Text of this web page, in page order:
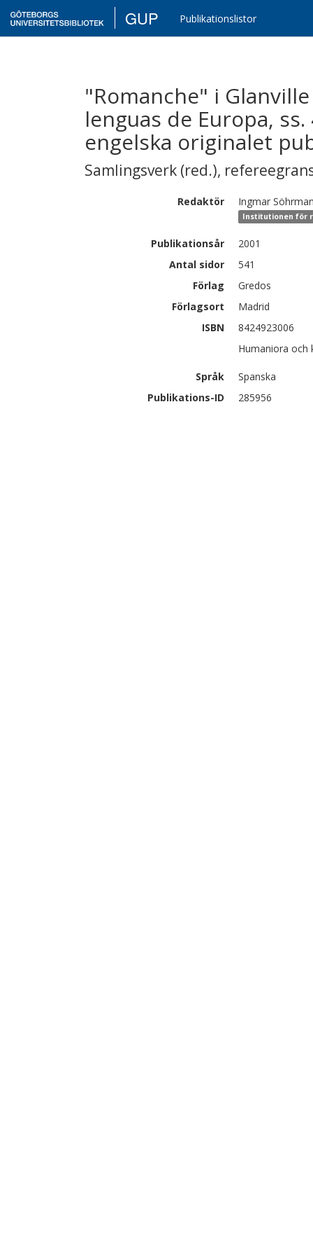
GUP Publikationslistor
"Romanche" i
lenguas de Europa,
engelska originalet
Samlingsverk (red.),
Redaktör Ingmar
Institutionen för
Publikationsår
2001
Antal sidor
541
Förlag
Gredos
Förlagsort
Madrid
ISBN
8424923006
Humaniora och
Språk
Spanska
Publikations-ID
285956